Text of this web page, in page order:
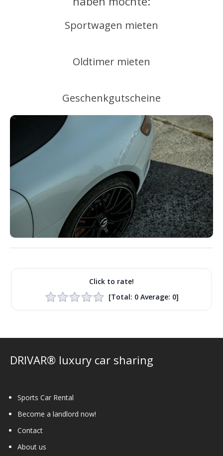
Sportwagen mieten
Oldtimer mieten
Geschenkgutscheine
Click to rate!
[Total: 0Average: 0]
DRIVAR® luxury car sharing
Sports Car Rental
Become a landlord now!
Contact
About us